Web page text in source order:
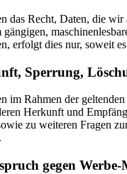
das Recht, Daten, die
gängigen,
erfolgt dies nur, soweit
Sperrung,
im Rahmen der
Herkunft und
zu weiteren Fragen
gegen Werbe-